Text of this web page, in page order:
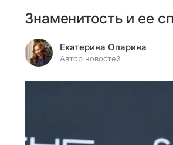
Знаменитость и ее
Екатерина Опарина
Автор новостей